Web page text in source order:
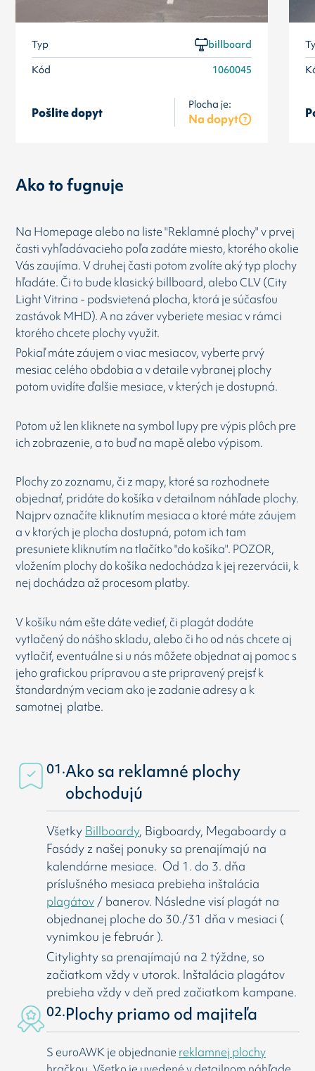
Typ
billboard
Kód
1060045
Pošlite dopyt
Plocha je:
Na dopyt
Ako to fugnuje
Na Homepage alebo na liste "Reklamné plochy" v prvej
časti vyhľadávacieho poľa zadáte miesto, ktorého okolie
Vás zaujíma. V druhej časti potom zvolíte aký typ plochy
hľadáte. Či to bude klasický billboard, alebo CLV (City
Light Vitrina - podsvietená plocha, ktorá je súčasťou
zastávok MHD). A na záver vyberiete mesiac v rámci
ktorého chcete plochy využit.
Pokiaľ máte záujem o viac mesiacov, vyberte prvý
mesiac celého obdobia a v detaile vybranej plochy
potom uvidíte ďalšie mesiace, v kterých je dostupná.
Potom už len kliknete na symbol lupy pre výpis plôch pre
ich zobrazenie, a to buď na mapě alebo výpisom.
Plochy zo zoznamu, či z mapy, ktoré sa rozhodnete
objednať, pridáte do košíka v detailnom náhľade plochy.
Najprv označíte kliknutím mesiaca o ktoré máte záujem
a v ktorých je plocha dostupná, potom ich tam
presuniete kliknutím na tlačítko "do košíka". POZOR,
vložením plochy do košíka nedochádza k jej rezervácii, k
nej dochádza až procesom platby.
V košíku nám ešte dáte vedieť, či plagát dodáte
vytlačený do nášho skladu, alebo či ho od nás chcete aj
vytlačiť, eventuálne si u nás môžete objednat aj pomoc s
jeho grafickou prípravou a ste pripravený prejsť k
štandardným veciam ako je zadanie adresy a k
samotnej platbe.
01.Ako sa reklamné plochy
obchodujú
Všetky Billboardy, Bigboardy, Megaboardy a
Fasády z našej ponuky sa prenajímajú na
kalendárne mesiace. Od 1. do 3. dňa
príslušného mesiaca prebieha inštalácia
plagátov / banerov. Následne visí plagát na
objednanej ploche do 30./31 dňa v mesiaci (
vynimkou je február ).
Citylighty sa prenajímajú na 2 týždne, so
začiatkom vždy v utorok. Inštalácia plagátov
prebieha vždy v deň pred začiatkom kampane.
02.Plochy priamo od majiteľa
S euroAWK je objednanie reklamnej plochy